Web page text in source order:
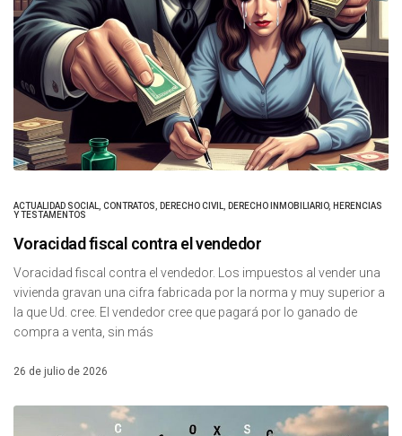
ACTUALIDAD SOCIAL CONTRATOS DERECHO CIVIL DERECHO INMOBILIARIO, HERENCIAS
Y TESTAMENTOS
Voracidad fiscal contra el vendedor
Voracidad fiscal contra el vendedor. Los impuestos al vender una
vivienda gravan una cifra fabricada por la norma y muy superior a
la que Ud. cree. El vendedor cree que pagará por lo ganado de
compra a venta, sin más
26 de julio de 2026